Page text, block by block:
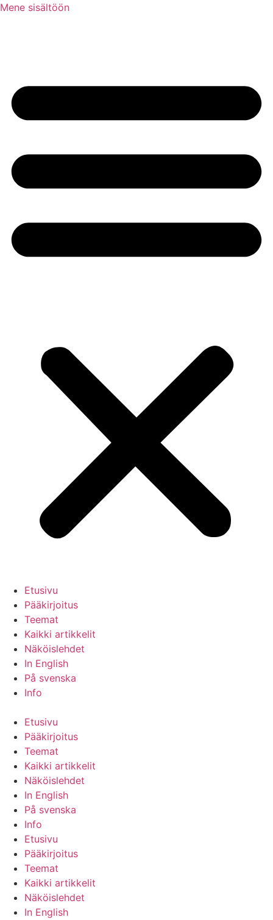
Mene sisältöön
Etusivu
Pääkirjoitus
Teemat
Kaikki artikkelit
Näköislehdet
In English
På svenska
Info
Etusivu
Pääkirjoitus
Teemat
Kaikki artikkelit
Näköislehdet
In English
På svenska
Info
Etusivu
Pääkirjoitus
Teemat
Kaikki artikkelit
Näköislehdet
In English